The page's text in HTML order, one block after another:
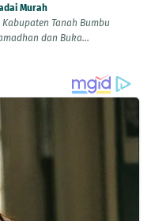
Murah
Kabupaten Tanah Bumbu
dan Buka...